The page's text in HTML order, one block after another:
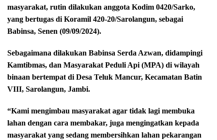
masyarakat, rutin dilakukan anggota Kodim 0420/Sarko,
yang bertugas di Koramil 420-20/Sarolangun, sebagai
Babinsa, Senen (09/09/2024).
Sebagaimana dilakukan Babinsa Serda Azwan, didampingi
Kamtibmas, dan Masyarakat Peduli Api (MPA) di wilayah
binaan bertempat di Desa Teluk Mancur, Kecamatan Batin
VIII, Sarolangun, Jambi.
“Kami mengimbau masyarakat agar tidak lagi membuka
lahan dengan cara membakar, juga mengingatkan kepada
masyarakat yang sedang membersihkan lahan pekarangan